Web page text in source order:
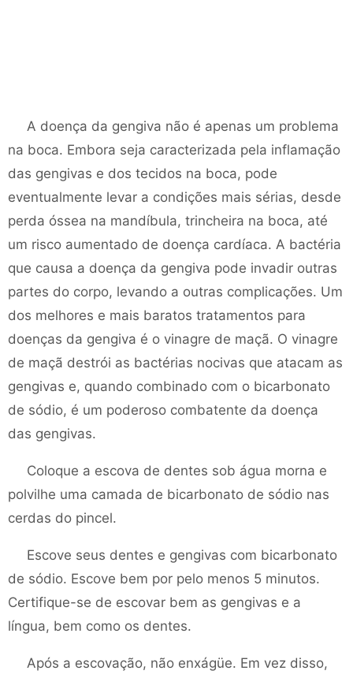
A doença da gengiva não é apenas um problema
na boca. Embora seja caracterizada pela inflamação
das gengivas e dos tecidos na boca, pode
eventualmente levar a condições mais sérias, desde
perda óssea na mandíbula, trincheira na boca, até
um risco aumentado de doença cardíaca. A bactéria
que causa a doença da gengiva pode invadir outras
partes do corpo, levando a outras complicações. Um
dos melhores e mais baratos tratamentos para
doenças da gengiva é o vinagre de maçã. O vinagre
de maçã destrói as bactérias nocivas que atacam as
gengivas e, quando combinado com o bicarbonato
de sódio, é um poderoso combatente da doença
das gengivas.
Coloque a escova de dentes sob água morna e
polvilhe uma camada de bicarbonato de sódio nas
cerdas do pincel.
Escove seus dentes e gengivas com bicarbonato
de sódio. Escove bem por pelo menos 5 minutos.
Certifique-se de escovar bem as gengivas e a
língua, bem como os dentes.
Após a escovação, não enxágüe. Em vez disso,